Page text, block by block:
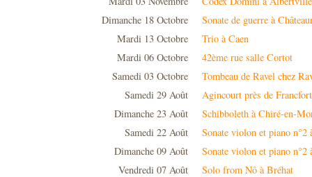
Dimanche 18 Octobre
Sonate de guerre à
Mardi 13 Octobre
Trio à Caen
Mardi 06 Octobre
42ème rue salle Cortot
Samedi 03 Octobre
Tombeau de Ravel chez
Samedi 29 Août
Agincourt près de Francfort
Dimanche 23 Août
Schibboleth à Chiré-en-
Samedi 22 Août
Sonate violon et piano
Dimanche 09 Août
Sonate violon et piano n°2
Vendredi 07 Août
Solo from Nô à Bréhat